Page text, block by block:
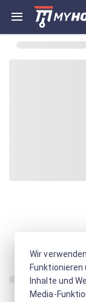
Wir
Inhalte und
Media-